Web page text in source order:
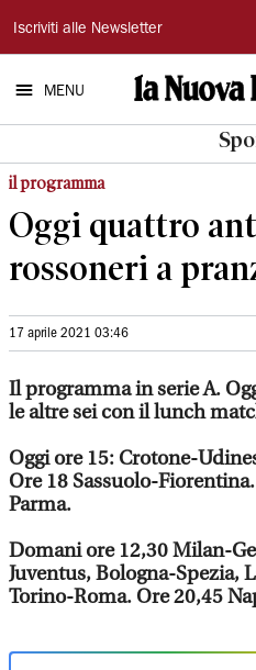
La
Nuova
Ferrara
Iscriviti alle Newsletter
MENU
il programma
Oggi quattro
rossoneri a
17 aprile 2021 03:46
Il programma in serie A.
le altre sei con il lunch
Oggi ore 15: Crotone-
Ore 18 Sassuolo-
Parma.
Domani ore 12,30 Milan-
Juventus, Bologna-Spezia,
Torino-Roma. Ore 20,45